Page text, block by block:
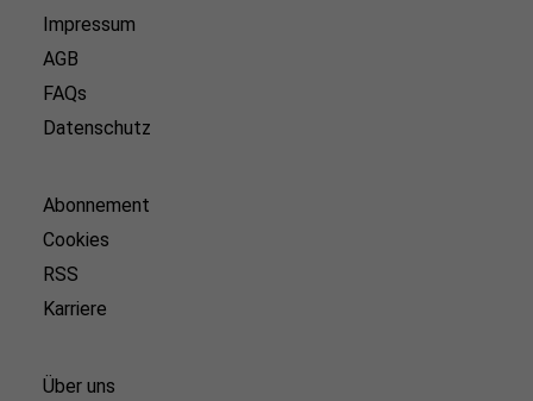
Impressum
AGB
FAQs
Datenschutz
Abonnement
Cookies
RSS
Karriere
Über uns